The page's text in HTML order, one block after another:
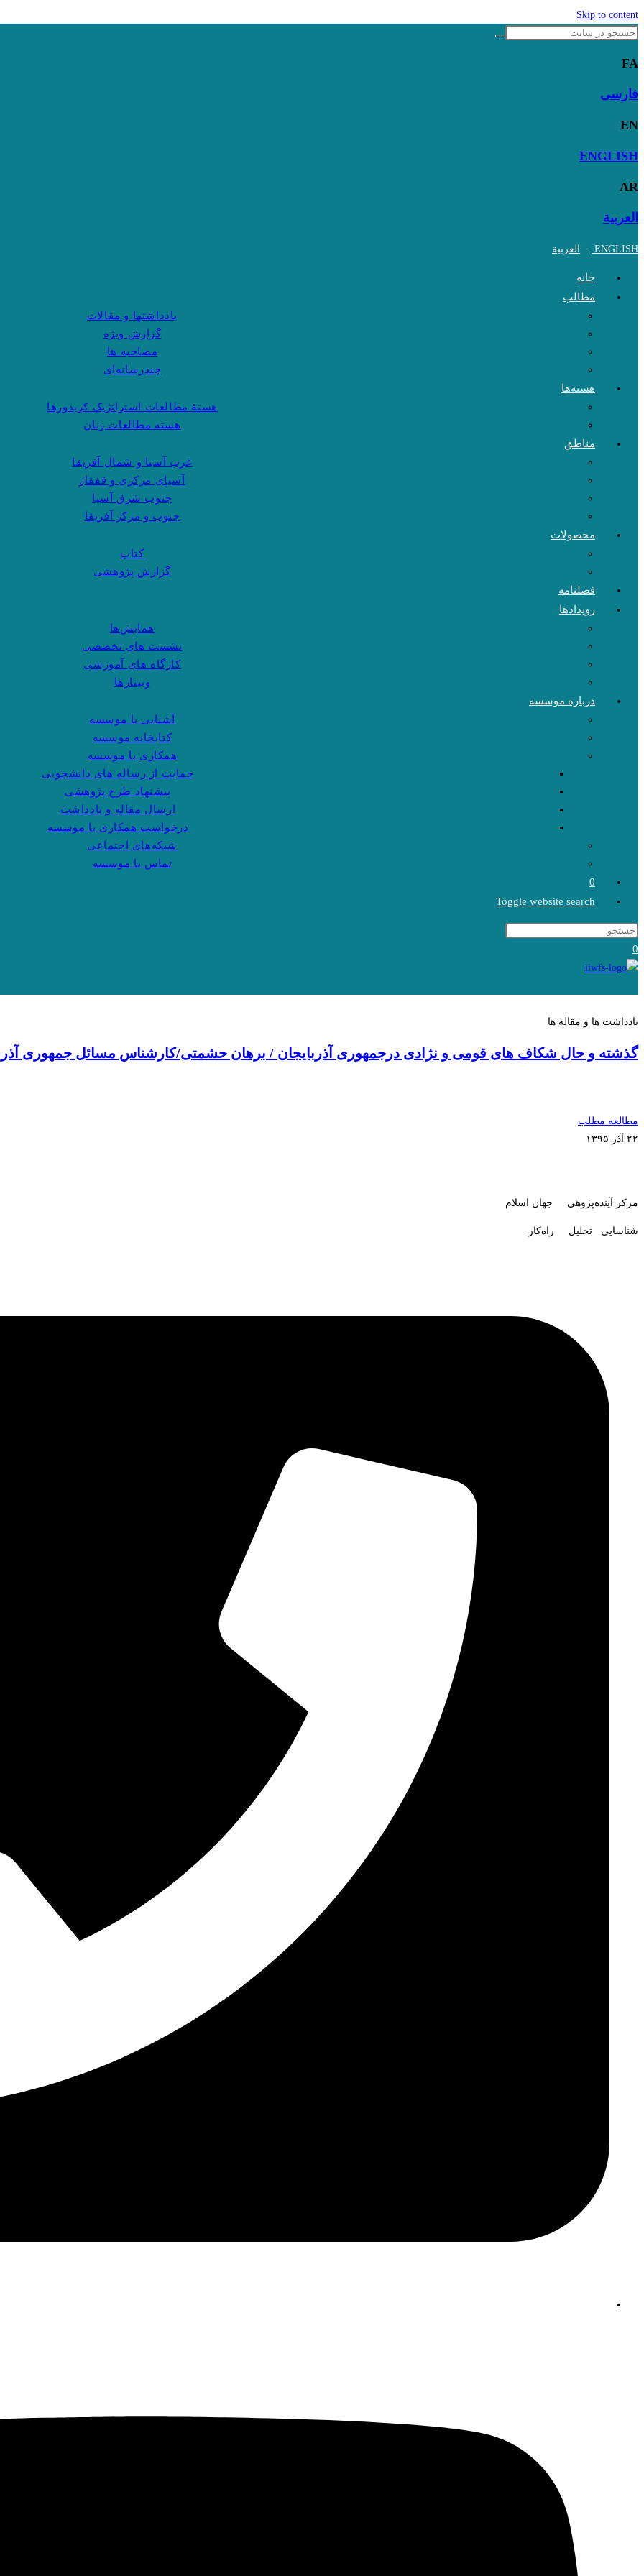
Skip to content
FA
فارسی
EN
ENGLISH
AR
العربية
ENGLISH
. العربية
خانه
مطالب
یادداشتها و مقالات
گزارش ویژه
مصاحبه ها
چندرسانه‌ای
هسته‌ها
هستهٔ مطالعات استراتژیک کریدورها
هسته مطالعات زنان
مناطق
غرب آسیا و شمال آفریقا
آسیای مرکزی و قفقاز
جنوب شرق آسیا
جنوب و مرکز آفریقا
محصولات
کتاب
گزارش پژوهشی
فصلنامه
رویدادها
همایش‌ها
نشست های تخصصی
کارگاه های آموزشی
وبینارها
درباره موسسه
آشنایی با موسسه
کتابخانه موسسه
همکاری با موسسه
حمایت از رساله های دانشجویی
پیشنهاد طرح پژوهشی
ارسال مقاله و یادداشت
درخواست همکاری با موسسه
شبکه‌های اجتماعی
تماس با موسسه
0
Toggle website search
0
یادداشت ها و مقاله ها
گذشته و حال شکاف های قومی و نژادی درجمهوری آذربایجان / برهان حشمتی/کارشناس مسائل جمهوری
مطالعه مطلب
۲۲ آذر ۱۳۹۵
مرکز آینده‌پژوهی جهان اسلام
شناسایی تحلیل راه‌کار